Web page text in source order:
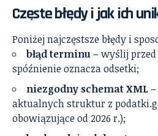
Częste błędy i jak ich
Poniżej najczęstsze błędy i
błąd terminu– wyślij
spóźnienie oznacza odsetki;
niezgodny schemat XML
aktualnych struktur z
obowiązujące od 2026 r.);